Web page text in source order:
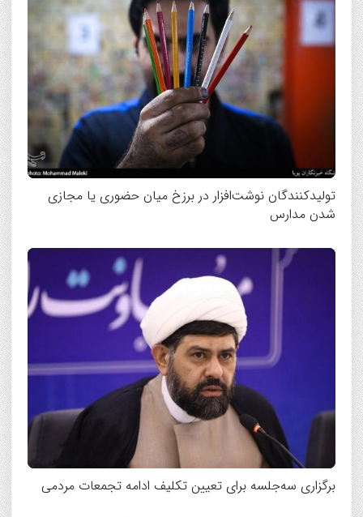
تولیدکنندگان نوشت‌افزار در برزخ میان حضوری یا مجازی
شدن مدارس
برگزاری سه‌جلسه برای تعیین تکلیف ادامه تجمعات مردمی